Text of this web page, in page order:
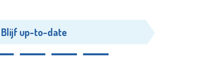
Blijf up-to-date